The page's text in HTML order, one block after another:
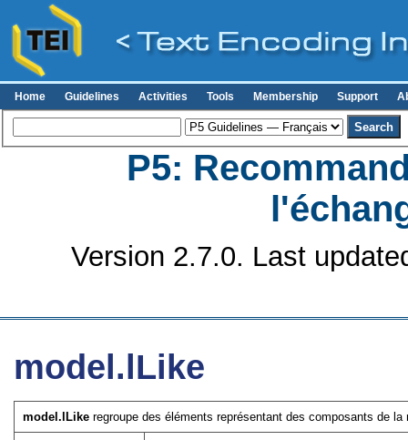
Home Guidelines Activities Tools Membership Support
P5:
Version 2.7.0. Last
model.lLike
model.lLike regroupe des éléments représentant des composants de